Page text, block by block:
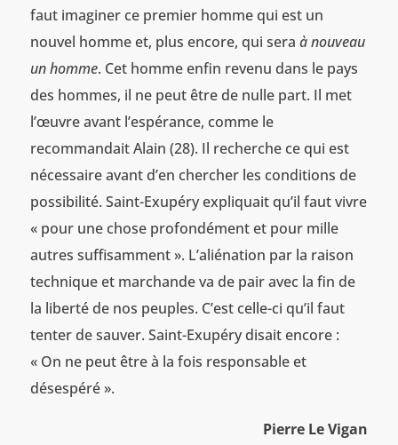
faut imaginer ce premier homme qui est un
nouvel homme et, plus encore, qui sera à nouveau
un homme. Cet homme enfin revenu dans le pays
des hommes, il ne peut être de nulle part. Il met
l’œuvre avant l’espérance, comme le
recommandait Alain (28). Il recherche ce qui est
nécessaire avant d’en chercher les conditions de
possibilité. Saint-Exupéry expliquait qu’il faut vivre
« pour une chose profondément et pour mille
autres suffisamment ». L’aliénation par la raison
technique et marchande va de pair avec la fin de
la liberté de nos peuples. C’est celle-ci qu’il faut
tenter de sauver. Saint-Exupéry disait encore :
« On ne peut être à la fois responsable et
désespéré ».
Pierre Le Vigan